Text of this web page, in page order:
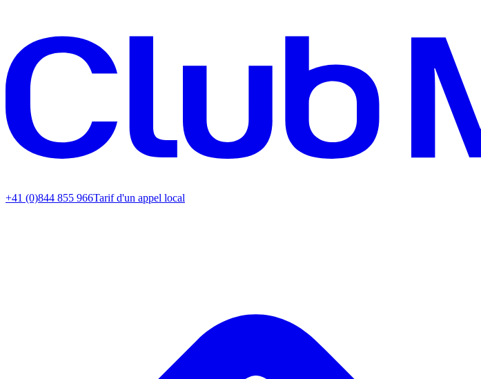
+41 (0)844 855 966Tarif d'un appel local